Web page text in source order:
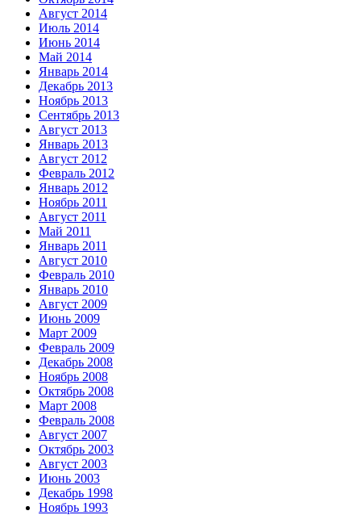
Август 2014
Июль 2014
Июнь 2014
Май 2014
Январь 2014
Декабрь 2013
Ноябрь 2013
Сентябрь 2013
Август 2013
Январь 2013
Август 2012
Февраль 2012
Январь 2012
Ноябрь 2011
Август 2011
Май 2011
Январь 2011
Август 2010
Февраль 2010
Январь 2010
Август 2009
Июнь 2009
Март 2009
Февраль 2009
Декабрь 2008
Ноябрь 2008
Октябрь 2008
Март 2008
Февраль 2008
Август 2007
Октябрь 2003
Август 2003
Июнь 2003
Декабрь 1998
Ноябрь 1993